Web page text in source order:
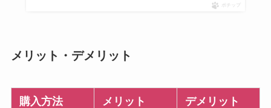
ポチップ
メリット・デメリット
購入方法 メリット デメリット